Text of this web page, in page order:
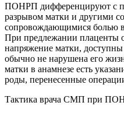
ПОНРП дифференцируют с
разрывом матки и другими
сопровождающимися болью
При предлежании плаценты
напряжение матки,
обычно не нарушена его
матки в анамнезе есть
роды, перенесенные
Тактика врача СМП при